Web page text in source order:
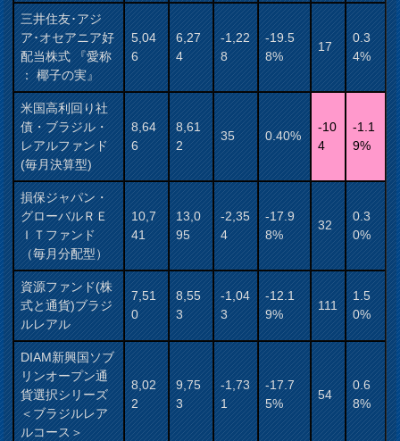
三井住友･アジ
ア･オセアニア好
配当株式 『愛称
： 椰子の実』
5,04
6
6,27
4
-1,22
8
-19.5
8%
17
0.3
4%
米国高利回り社
債・ブラジル・
レアルファンド
(毎月決算型)
8,64
6
8,61
2
35 0.40%
-10
4
-1.1
9%
損保ジャパン・
グローバルＲＥ
ＩＴファンド
（毎月分配型）
10,7
41
13,0
95
-2,35
4
-17.9
8%
32
0.3
0%
資源ファンド(株
式と通貨)ブラジ
ルレアル
7,51
0
8,55
3
-1,04
3
-12.1
9%
111
1.5
0%
DIAM新興国ソブ
リンオープン通
貨選択シリーズ
＜ブラジルレア
ルコース＞
8,02
2
9,75
3
-1,73
1
-17.7
5%
54
0.6
8%